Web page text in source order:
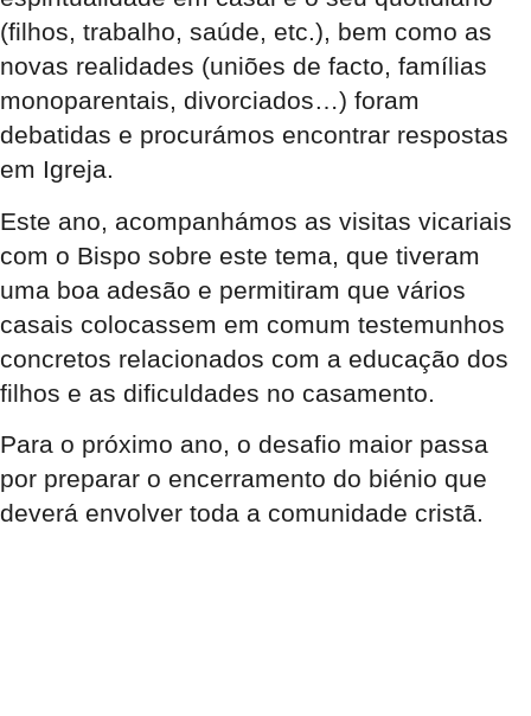
(filhos, trabalho, saúde, etc.), bem como as
novas realidades (uniões de facto, famílias
monoparentais, divorciados…) foram
debatidas e procurámos encontrar respostas
em Igreja.
Este ano, acompanhámos as visitas vicariais
com o Bispo sobre este tema, que tiveram
uma boa adesão e permitiram que vários
casais colocassem em comum testemunhos
concretos relacionados com a educação dos
filhos e as dificuldades no casamento.
Para o próximo ano, o desafio maior passa
por preparar o encerramento do biénio que
deverá envolver toda a comunidade cristã.